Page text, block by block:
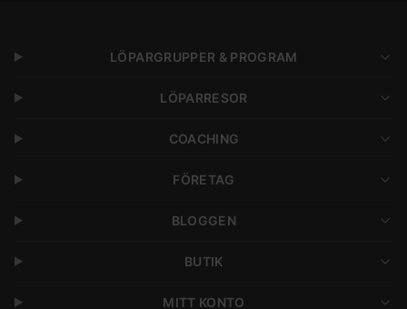
LÖPARGRUPPER & PROGRAM
LÖPARRESOR
COACHING
FÖRETAG
BLOGGEN
BUTIK
MITT KONTO